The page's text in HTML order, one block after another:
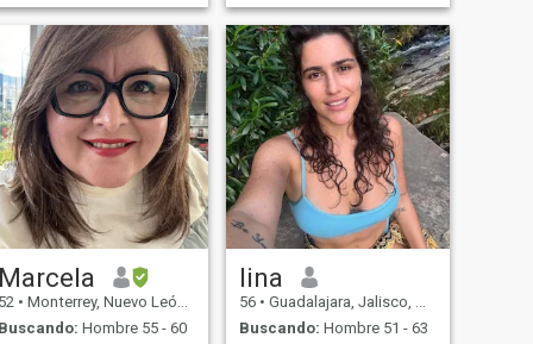
cuidar de mi cuerpo
por dentro y por fuera, me
gusta correr y hacer ejercicio
de cuatro veces a la
también comer
acampar, ir de compras,
pescar, cocinar, hacer viajes,
ir por carretera de larga
distancia, ir a la cima de la
montaña, ir al cine,
conciertos y también explorar
cosas nuevas en la vida
Marcela
52 • Monterrey, Nuevo León, México
Buscando: Hombre 55 - 60
lina
56 • Guadalajara, Jalisco, México
Buscando: Hombre 51 - 63